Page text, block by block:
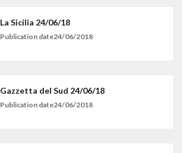
La Sicilia 24/06/18
Publication date24/06/2018
Gazzetta del Sud 24/06/18
Publication date24/06/2018